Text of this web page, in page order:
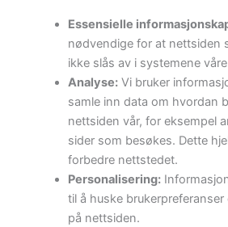
Essensielle
nødvendige for at nettsiden
ikke slås av i systemene
Analyse:Vi bruker
samle inn data om hvordan
nettsiden vår, for eksempel
sider som besøkes. Dette
forbedre nettstedet.
Personalisering:
til å huske
på nettsiden.